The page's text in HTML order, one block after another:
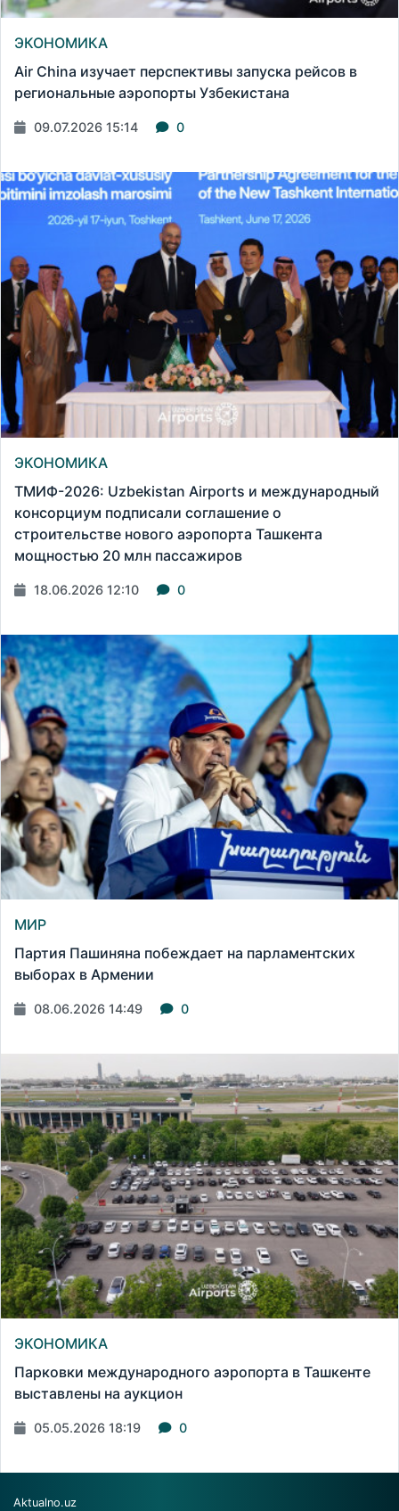
ЭКОНОМИКА
Air China изучает перспективы запуска рейсов в
региональные аэропорты Узбекистана
09.07.2026 15:14 0
ЭКОНОМИКА
ТМИФ-2026: Uzbekistan Airports и международный
консорциум подписали соглашение о
строительстве нового аэропорта Ташкента
мощностью 20 млн пассажиров
18.06.2026 12:10 0
МИР
Партия Пашиняна побеждает на парламентских
выборах в Армении
08.06.2026 14:49 0
ЭКОНОМИКА
Парковки международного аэропорта в Ташкенте
выставлены на аукцион
05.05.2026 18:19 0
Aktualno.uz